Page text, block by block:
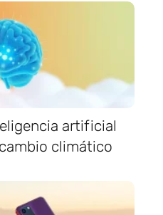
artificial
climático